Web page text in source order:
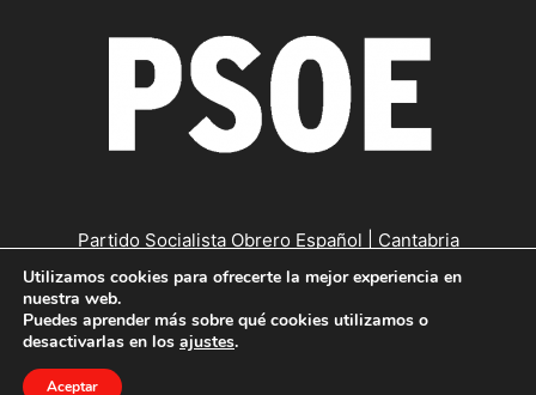
Partido Socialista Obrero Español | Cantabria
Contáctanos:cantabria@psc-psoe.es
©Copyright © 2019
Utilizamos cookies para ofrecerte la mejor experiencia en
nuestra web.
Puedes aprender más sobre qué cookies utilizamos o
desactivarlas en los ajustes.
Aceptar